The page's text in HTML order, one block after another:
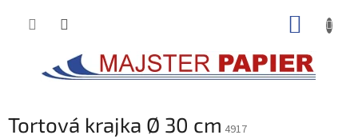
Tortová krajka Ø 30 cm 4917